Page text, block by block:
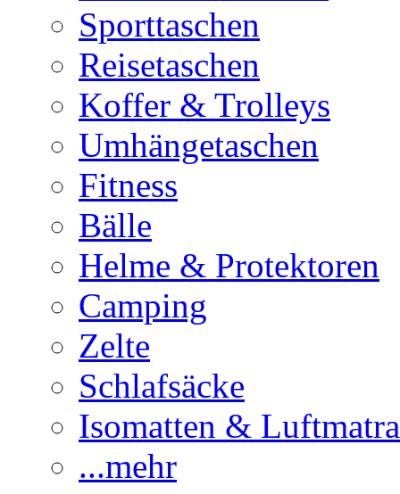
Sporttaschen
Reisetaschen
Koffer & Trolleys
Umhängetaschen
Fitness
Bälle
Helme & Protektoren
Camping
Zelte
Schlafsäcke
Isomatten &
...mehr